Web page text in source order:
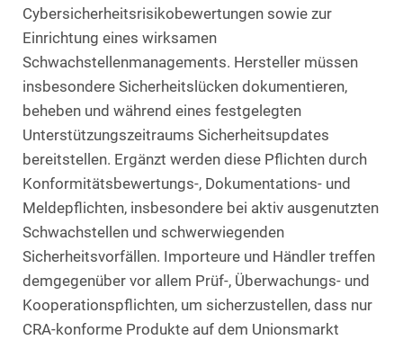
Cybersicherheitsrisikobewertungen sowie zur
Einrichtung eines wirksamen
Schwachstellenmanagements. Hersteller müssen
insbesondere Sicherheitslücken dokumentieren,
beheben und während eines festgelegten
Unterstützungszeitraums Sicherheitsupdates
bereitstellen. Ergänzt werden diese Pflichten durch
Konformitätsbewertungs-, Dokumentations- und
Meldepflichten, insbesondere bei aktiv ausgenutzten
Schwachstellen und schwerwiegenden
Sicherheitsvorfällen. Importeure und Händler treffen
demgegenüber vor allem Prüf-, Überwachungs- und
Kooperationspflichten, um sicherzustellen, dass nur
CRA-konforme Produkte auf dem Unionsmarkt